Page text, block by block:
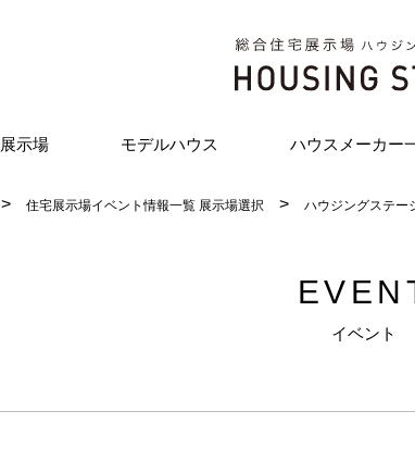
展示場 モデルハウス ハウスメーカー
住宅展示場イベント情報一覧 展示場選択 ハウジングステー
イベント